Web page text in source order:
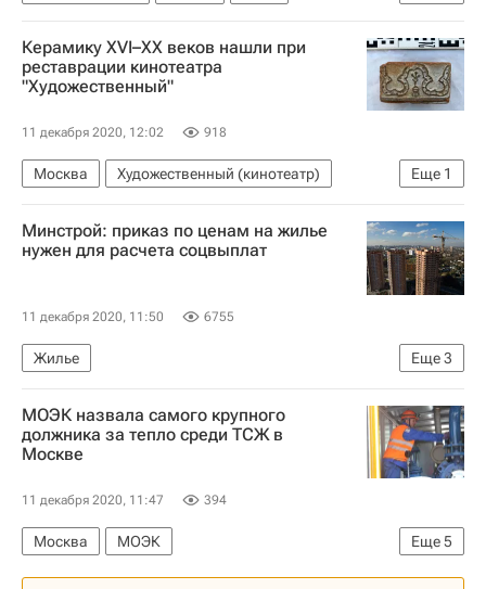
Самострой
Керамику XVI–XX веков нашли при
реставрации кинотеатра
"Художественный"
11 декабря 2020, 12:02 918
Еще 1
Москва
Художественный (кинотеатр)
Кинотеатры
Минстрой: приказ по ценам на жилье
нужен для расчета соцвыплат
11 декабря 2020, 11:50 6755
Еще3
Жилье
Министерство строительства и жилищно-коммунального хозяйства РФ (Минстрой России)
Никита Стасишин
Цены
МОЭК назвала самого крупного
должника за тепло среди ТСЖ в
Москве
11 декабря 2020, 11:47 394
Еще5
Москва
МОЭК
Москва Сегодня: мегаполис для жизни